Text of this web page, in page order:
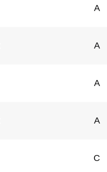
A
A
A
A
C